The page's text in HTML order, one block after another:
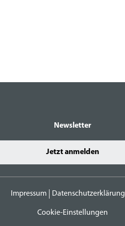
Newsletter
Jetzt anmelden
Impressum Datenschutzerklärung
Cookie-Einstellungen